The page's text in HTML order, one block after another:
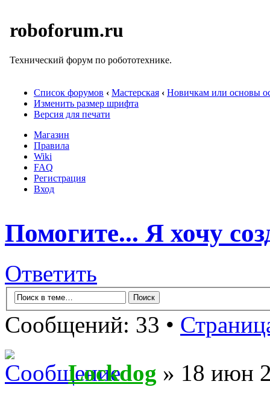
roboforum.ru
Технический форум по робототехнике.
Список форумов ‹ Мастерская ‹ Новичкам или основы
Изменить размер шрифта
Версия для печати
Магазин
Правила
Wiki
FAQ
Регистрация
Вход
Помогите... Я хочу
Ответить
Сообщений: 33 •
Lockdog » 18 июн